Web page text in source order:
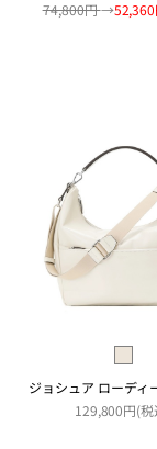
74,800円→
ジョシュア ローディ
129,800円(税